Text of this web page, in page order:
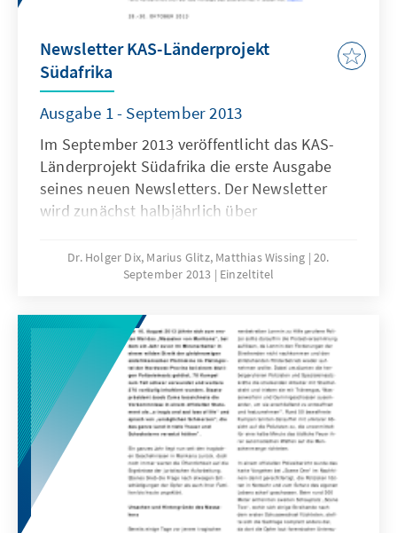
Newsletter KAS-Länderprojekt
Südafrika
Ausgabe 1 - September 2013
Im September 2013 veröffentlicht das KAS-
Länderprojekt Südafrika die erste Ausgabe
seines neuen Newsletters. Der Newsletter
wird zunächst halbjährlich über
KAS-Büros Johannesburg und Kapstadt
Dr. Holger Dix, Marius Glitz, Matthias Wissing 20.
September 2013
Einzeltitel